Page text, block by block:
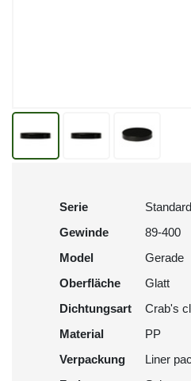
Serie
Gewinde
89-400
Model
Gerade
Oberfläche
Glatt
Dichtungsart
Crab's
Material
PP
Verpackung
Liner